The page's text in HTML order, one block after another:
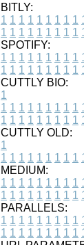
BITLY:
1 1 1 1 1 1 1 1 1
1 1 1 1 1 1 1 1 1
SPOTIFY:
1 1 1 1 1 1 1 1 1
1 1 1 1 1 1 1 1 1
CUTTLY BIO:
1
1 1 1 1 1 1 1 1 1
1 1 1 1 1 1 1 1 1
CUTTLY OLD:
1
1 1 1 1 1 1 1 1 1
MEDIUM:
1 1 1 1 1 1 1 1 1
1 1 1 1 1 1 1 1 1
PARALLELS:
1 1 1 1 1 1 1 1 1
1 1 1 1 1 1 1 1 1